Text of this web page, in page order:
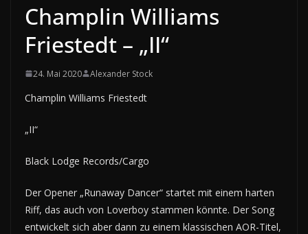
Champlin Williams
Friestedt – „II“
24. Mai 2020 Alexander Stock
Champlin Williams Friestedt
„II“
Black Lodge Records/Cargo
Der Opener „Runaway Dancer“ startet mit einem harten
Riff, das auch von Loverboy stammen könnte. Der Song
entwickelt sich aber dann zu einem klassischen AOR-Titel,